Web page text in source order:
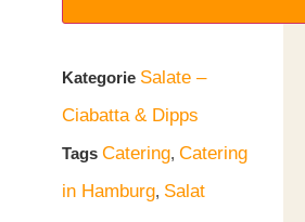
Kategorie Salate –
Ciabatta & Dipps
Tags Catering, Catering
in Hamburg, Salat